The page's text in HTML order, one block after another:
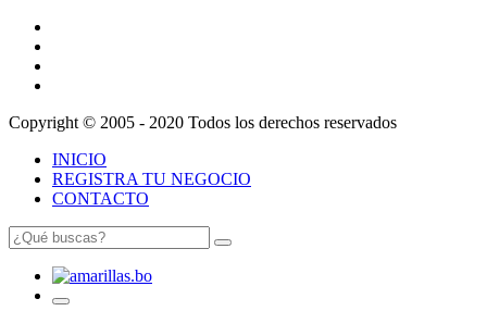
Copyright © 2005 - 2020 Todos los derechos reservados
INICIO
REGISTRA TU NEGOCIO
CONTACTO